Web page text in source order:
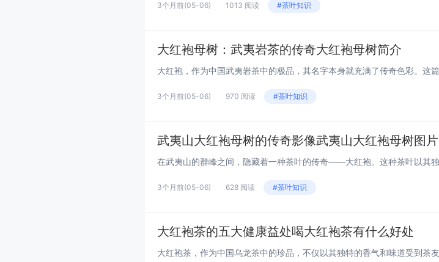
3个月前(05-06) 1013 阅读 #茶叶知识
大红袍母树：武夷岩茶的传奇大红袍母树简介
3个月前(05-06) 970 阅读 #茶叶知识
武夷山大红袍母树的传奇影像武夷山大红袍母树图片
3个月前(05-06) 628 阅读 #茶叶知识
大红袍茶的五大健康益处喝大红袍茶有什么好处